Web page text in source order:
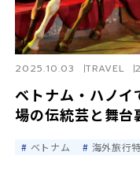
ベトナム・ハノ
場の伝統芸と舞台
2025.10.03 TRAVEL
ベトナム 海外旅行